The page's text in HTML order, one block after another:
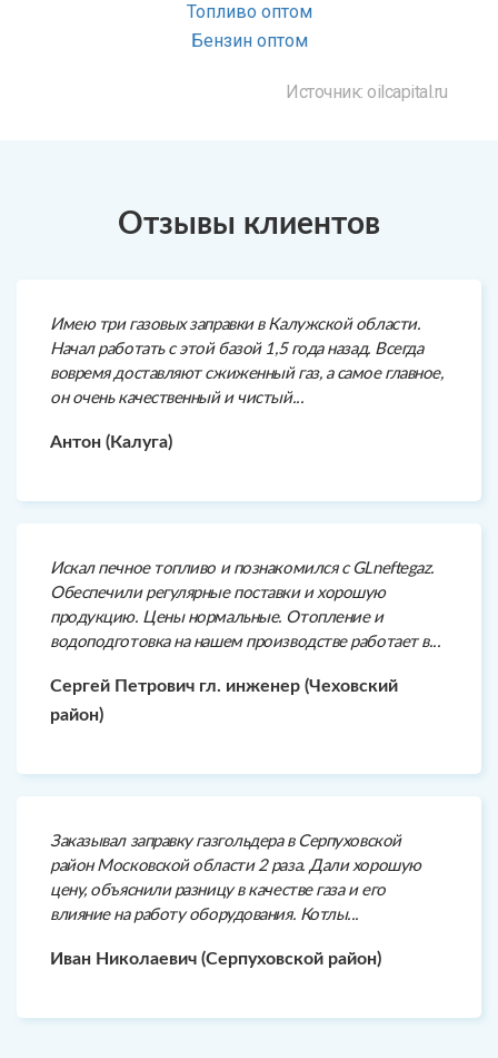
Топливо оптом
Бензин оптом
Источник: oilcapital.ru
Отзывы клиентов
Имею три газовых заправки в Калужской области.
Начал работать с этой базой 1,5 года назад. Всегда
вовремя доставляют сжиженный газ, а самое главное,
он очень качественный и чистый...
Антон (Калуга)
Искал печное топливо и познакомился с GLneftegaz.
Обеспечили регулярные поставки и хорошую
продукцию. Цены нормальные. Отопление и
водоподготовка на нашем производстве работает в...
Сергей Петрович гл. инженер (Чеховский
район)
Заказывал заправку газгольдера в Серпуховской
район Московской области 2 раза. Дали хорошую
цену, объяснили разницу в качестве газа и его
влияние на работу оборудования. Котлы...
Иван Николаевич (Серпуховской район)